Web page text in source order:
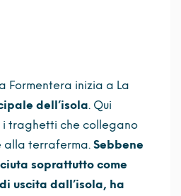
Formentera inizia a La
dell’isola. Qui
traghetti che collegano
alla terraferma. Sebbene
soprattutto come
uscita dall’isola, ha